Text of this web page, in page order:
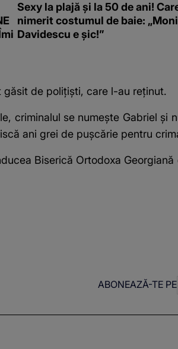
Sexy la plajă și la 50 de ani!
nimerit costumul de baie:
Davidescu e șic!”
de polițiști, care l-au reținut.
criminalul se numește Gabriel și
ani grei de pușcărie pentru
Biserică Ortodoxa
ABONEAZĂ-TE PE